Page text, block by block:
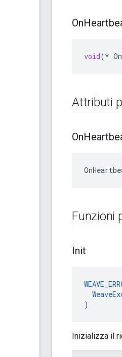
On
void(*
Attributi
On
Funzioni
Init
)
Inizializza il